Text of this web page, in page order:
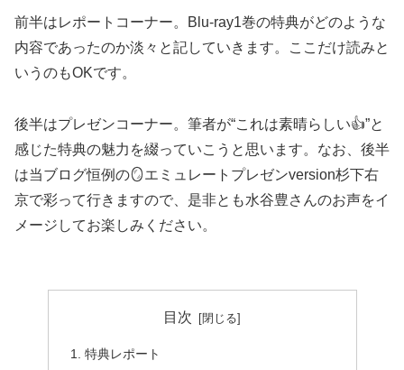
前半はレポートコーナー。Blu-ray1巻の特典がどのような
内容であったのか淡々と記していきます。ここだけ読みと
いうのもOKです。
後半はプレゼンコーナー。筆者が“これは素晴らしい👍”と
感じた特典の魅力を綴っていこうと思います。なお、後半
は当ブログ恒例の🪞エミュレートプレゼンversion杉下右
京で彩って行きますので、是非とも水谷豊さんのお声をイ
メージしてお楽しみください。
目次
特典レポート